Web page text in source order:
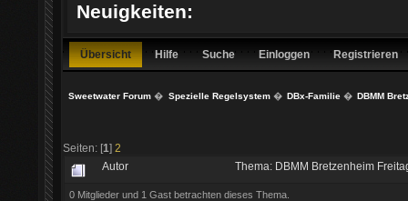
Neuigkeiten:
Übersicht Hilfe Suche Einloggen Registrieren
Sweetwater Forum � Spezielle Regelsystem� DBx-Familie� DBMM
Seiten: [1] 2
Autor Thema: DBMM Bretzenheim
0 Mitglieder und 1 Gast betrachten dieses Thema.